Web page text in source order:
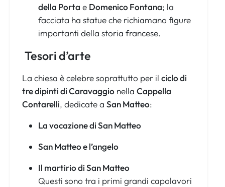
della Porta e Domenico Fontana; la
facciata ha statue che richiamano figure
importanti della storia francese.
Tesori d’arte
La chiesa è celebre soprattutto per il ciclo di
tre dipinti di Caravaggio nella Cappella
Contarelli, dedicate a San Matteo:
La vocazione di San Matteo
San Matteo e l’angelo
Il martirio di San Matteo
Questi sono tra i primi grandi capolavori